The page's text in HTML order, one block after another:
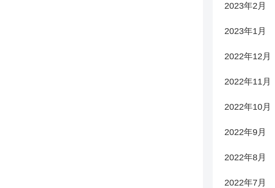
2023年2月
2023年1月
2022年12月
2022年11月
2022年10月
2022年9月
2022年8月
2022年7月